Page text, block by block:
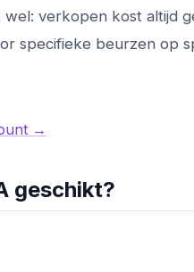
verkopen kost altijd
specifieke beurzen op
→
geschikt?